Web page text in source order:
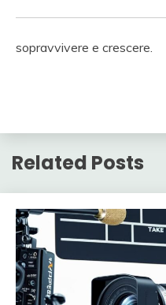
sopravvivere e crescere.
Related Posts